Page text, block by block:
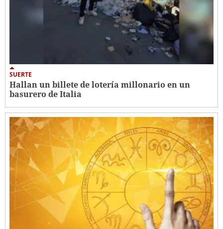
SUERTE
Hallan un billete de lotería millonario en un
basurero de Italia